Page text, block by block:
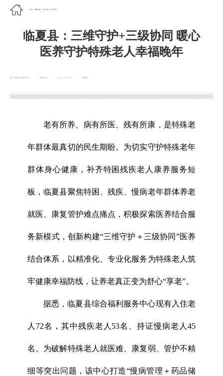
首页 要闻动态 工作动态 部门动态
临夏县：三维守护+三级协同 暖心
医养守护特殊老人幸福晚年
来源：临夏县人民政府办公室 浏览次数： 发布时间：
2026-07-07 10:43
老有所养、病有所医、残有所康，是特殊老
年群体最真切的民生期盼。为切实守护特殊老年
群体身心健康，补齐特困残疾老人康养服务短
板，临夏县聚焦特困、残疾、慢病老年群体养老
就医、康复管护难点痛点，积极探索医养结合服
务新模式，创新构建“三维守护＋三级协同”医养
结合体系，以精准化、专业化服务为特殊老人筑
牢健康幸福防线，让养老真正变为舒心“享老”。
据悉，临夏县综合福利服务中心现有入住老
人72名，其中残疾老人53名、持证慢病老人45
名。为破解特殊老人就医难、康复弱、管护不精
细等突出问题，该中心打造“慢病管理＋药品储